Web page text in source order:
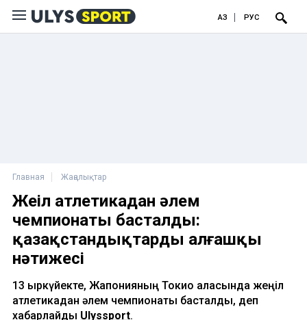
ҚАЗ РУС
Главная Жаңалықтар
Жеңіл атлетикадан әлем
чемпионаты басталды:
қазақстандықтардың алғашқы
нәтижесі
13 қыркүйекте, Жапонияның Токио қаласында жеңіл
атлетикадан әлем чемпионаты басталды, деп
хабарлайды Ulyssport.